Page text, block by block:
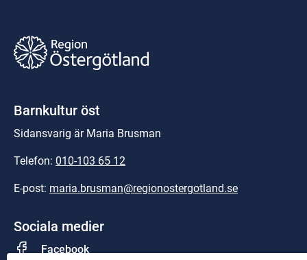
Barnkultur öst
Sidansvarig är Maria Brusman
Telefon: 010-103 65 12
E-post: maria.brusman@regionostergotland.se
Sociala medier
Facebook